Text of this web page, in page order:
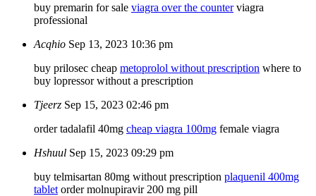
buy premarin for sale viagra over the counterviagra
professional
Acqhio Sep 13, 2023 10:36 pm
buy prilosec cheap metoprolol without prescription where to
buy lopressor without a prescription
Tjeerz Sep 15, 2023 02:46 pm
order tadalafil 40mg cheap viagra 100mg female viagra
Hshuul Sep 15, 2023 09:29 pm
buy telmisartan 80mg without prescription plaquenil 400mg
tablet order molnupiravir 200 mg pill